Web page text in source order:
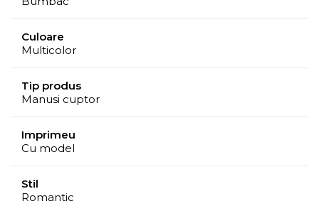
Culoare
Multicolor
Tip produs
Manusi cuptor
Imprimeu
Cu model
Stil
Romantic